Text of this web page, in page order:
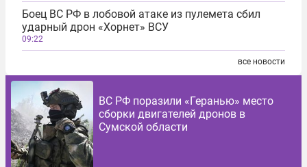
Боец ВС РФ в лобовой атаке из пулемета сбил
ударный дрон «Хорнет» ВСУ
09:22
все новости
ВС РФ поразили «Геранью» место
сборки двигателей дронов в
Сумской области